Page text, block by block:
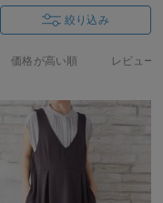
絞り込み
価格が高い順 レビュー